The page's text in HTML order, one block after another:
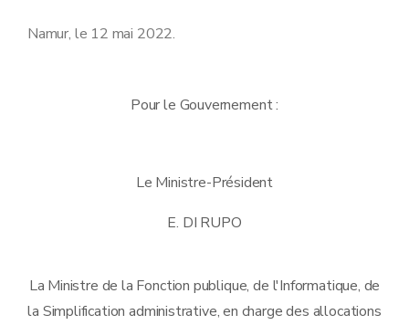
Namur, le 12 mai 2022.
Pour le Gouvernement :
Le Ministre-Président
E. DI RUPO
La Ministre de la Fonction publique, de l'Informatique, de
la Simplification administrative, en charge des allocations